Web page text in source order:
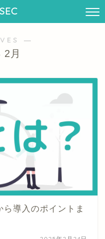
―
月
導入のポイントま